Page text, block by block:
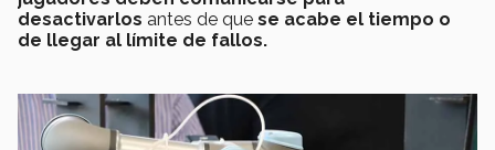
desactivarlos antes de que se acabe el tiempo o
de llegar al límite de fallos.